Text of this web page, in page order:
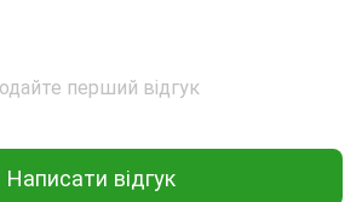
перший відгук
Написати відгук